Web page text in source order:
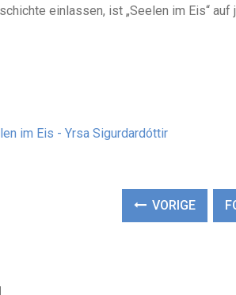
einlassen, ist „Seelen im Eis“ auf
im Eis - Yrsa Sigurdardóttir
VORIGE